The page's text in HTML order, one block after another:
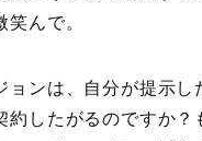
笑んで。
ョンは、自分が提示
約したがるのですか